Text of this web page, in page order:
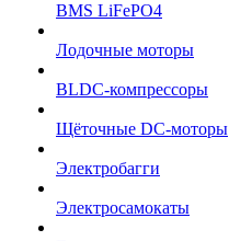
BMS LiFePO4
Лодочные моторы
BLDC-компрессоры
Щёточные DC-моторы
Электробагги
Электросамокаты